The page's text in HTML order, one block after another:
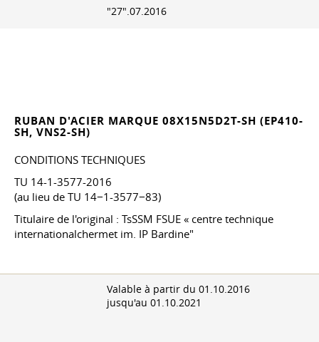
"27".07.2016
RUBAN D'ACIER MARQUE 08X15N5D2T-SH (EP410-
SH, VNS2-SH)
CONDITIONS TECHNIQUES
TU 14-1-3577-2016
(au lieu de TU 14−1-3577−83)
Titulaire de l'original : TsSSM FSUE « centre technique
internationalchermet im. IP Bardine"
Valable à partir du 01.10.2016
jusqu'au 01.10.2021